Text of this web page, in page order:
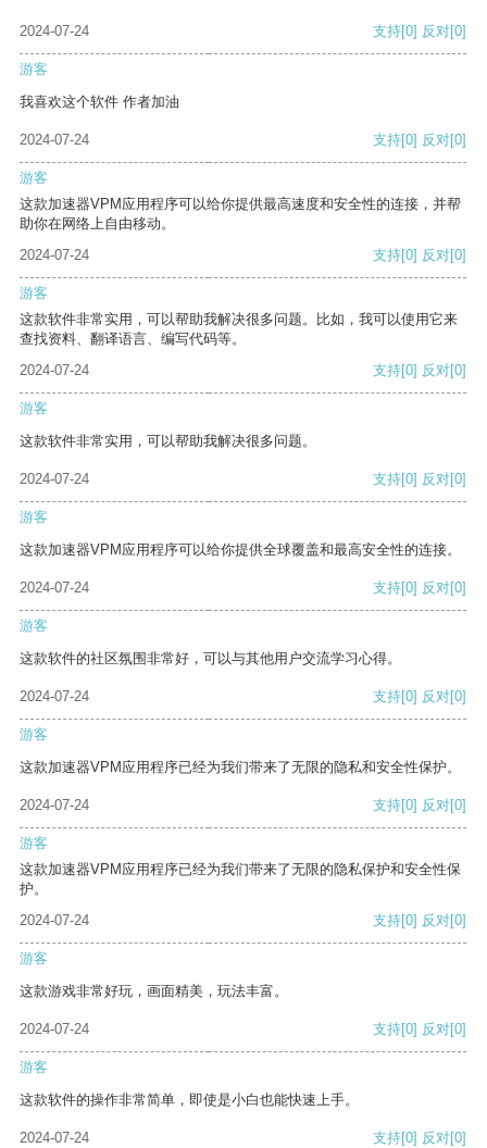
2024-07-24 支持[0] 反对[0]
游客
我喜欢这个软件 作者加油
2024-07-24 支持[0] 反对[0]
游客
这款加速器VPM应用程序可以给你提供最高速度和安全性的连接，并帮
助你在网络上自由移动。
2024-07-24
支持[0] 反对[0]
游客
这款软件非常实用，可以帮助我解决很多问题。比如，我可以使用它来
查找资料、翻译语言、编写代码等。
2024-07-24
支持[0] 反对[0]
游客
这款软件非常实用，可以帮助我解决很多问题。
2024-07-24 支持[0] 反对[0]
游客
这款加速器VPM应用程序可以给你提供全球覆盖和最高安全性的连接。
2024-07-24 支持[0] 反对[0]
游客
这款软件的社区氛围非常好，可以与其他用户交流学习心得。
2024-07-24 支持[0] 反对[0]
游客
这款加速器VPM应用程序已经为我们带来了无限的隐私和安全性保护。
2024-07-24 支持[0] 反对[0]
游客
这款加速器VPM应用程序已经为我们带来了无限的隐私保护和安全性保
护。
2024-07-24
支持[0] 反对[0]
游客
这款游戏非常好玩，画面精美，玩法丰富。
2024-07-24 支持[0] 反对[0]
游客
这款软件的操作非常简单，即使是小白也能快速上手。
2024-07-24 支持[0] 反对[0]